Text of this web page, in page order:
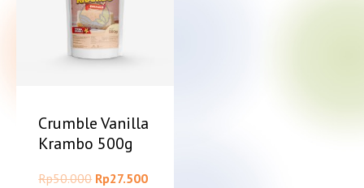
Crumble Vanilla
Krambo 500g
Rp50.000 Rp27.500